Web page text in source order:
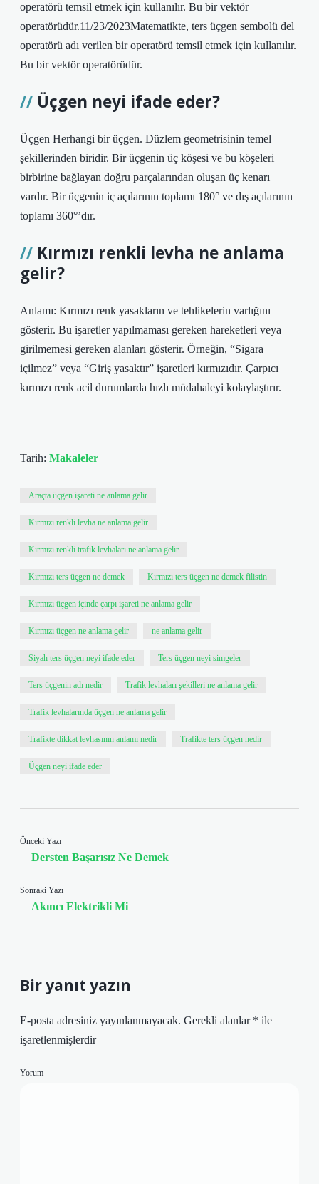
operatörü temsil etmek için kullanılır. Bu bir vektör
operatörüdür.11/23/2023Matematikte, ters üçgen sembolü del
operatörü adı verilen bir operatörü temsil etmek için kullanılır.
Bu bir vektör operatörüdür.
Üçgen neyi ifade eder?
Üçgen Herhangi bir üçgen. Düzlem geometrisinin temel
şekillerinden biridir. Bir üçgenin üç köşesi ve bu köşeleri
birbirine bağlayan doğru parçalarından oluşan üç kenarı
vardır. Bir üçgenin iç açılarının toplamı 180° ve dış açılarının
toplamı 360°’dır.
Kırmızı renkli levha ne anlama
gelir?
Anlamı: Kırmızı renk yasakların ve tehlikelerin varlığını
gösterir. Bu işaretler yapılmaması gereken hareketleri veya
girilmemesi gereken alanları gösterir. Örneğin, “Sigara
içilmez” veya “Giriş yasaktır” işaretleri kırmızıdır. Çarpıcı
kırmızı renk acil durumlarda hızlı müdahaleyi kolaylaştırır.
Tarih: Makaleler
Araçta üçgen işareti ne anlama gelir
Kırmızı renkli levha ne anlama gelir
Kırmızı renkli trafik levhaları ne anlama gelir
Kırmızı ters üçgen ne demek Kırmızı ters üçgen ne demek filistin
Kırmızı üçgen içinde çarpı işareti ne anlama gelir
Kırmızı üçgen ne anlama gelir ne anlama gelir
Siyah ters üçgen neyi ifade eder Ters üçgen neyi simgeler
Ters üçgenin adı nedir Trafik levhaları şekilleri ne anlama gelir
Trafik levhalarında üçgen ne anlama gelir
Trafikte dikkat levhasının anlamı nedir Trafikte ters üçgen nedir
Üçgen neyi ifade eder
Önceki Yazı
Dersten Başarısız Ne Demek
Sonraki Yazı
Akıncı Elektrikli Mi
Bir yanıt yazın
E-posta adresiniz yayınlanmayacak. Gerekli alanlar * ile
işaretlenmişlerdir
Yorum